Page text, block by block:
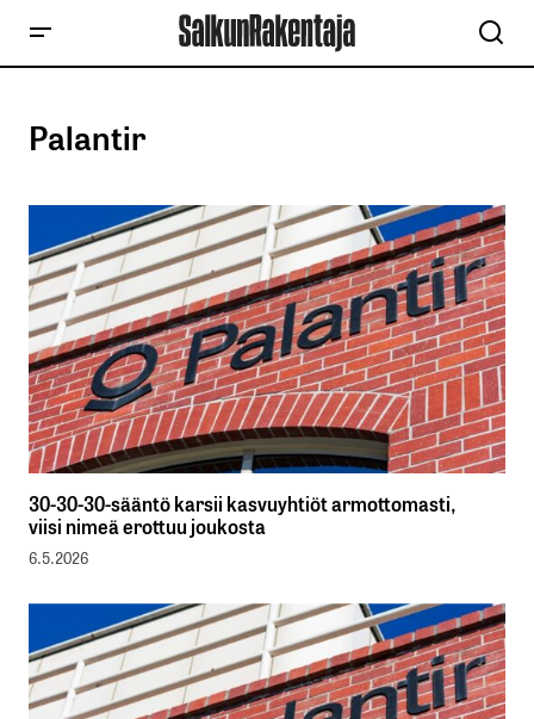
Palantir
30-30-30-sääntö karsii kasvuyhtiöt armottomasti,
viisi nimeä erottuu joukosta
6.5.2026